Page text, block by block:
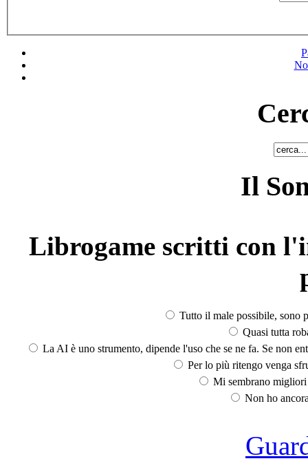
Il
Librogame scritti con
Tutto il male possibile, sono
Quasi tutta
La AI è uno strumento, dipende l'uso che se ne fa. Se non
Per lo più ritengo venga
Mi sembrano
Non ho